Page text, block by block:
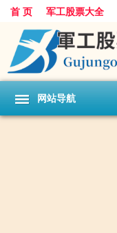
首 页 军工股票大全
网站导航